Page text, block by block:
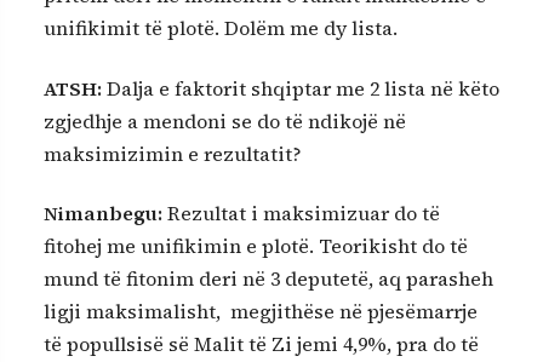
unifikimit të plotë. Dolëm me dy lista.
ATSH: Dalja e faktorit shqiptar me 2 lista në këto
zgjedhje a mendoni se do të ndikojë në
maksimizimin e rezultatit?
Nimanbegu: Rezultat i maksimizuar do të
fitohej me unifikimin e plotë. Teorikisht do të
mund të fitonim deri në 3 deputetë, aq parasheh
ligji maksimalisht, megjithëse në pjesëmarrje
të popullsisë së Malit të Zi jemi 4,9%, pra do të